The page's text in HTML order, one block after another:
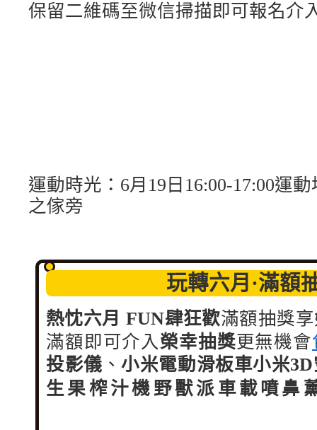
保留二維碼至微信掃描即可報名介
運動時光：6月19日16:00-17:00運動
之傢旁
玩轉六月·滿額
熱忱六月 FUN肆狂歡滿額抽獎
滿額即可介入榮幸抽獎更無機會
投影儀 、小米電動滑板車小米
生果榨汁機 野獸派車載噴鼻